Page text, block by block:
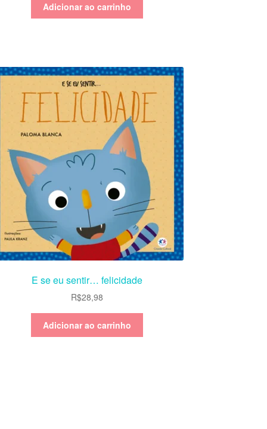
Adicionar ao carrinho
E se eu sentir… felicidade
R$28,98
Adicionar ao carrinho